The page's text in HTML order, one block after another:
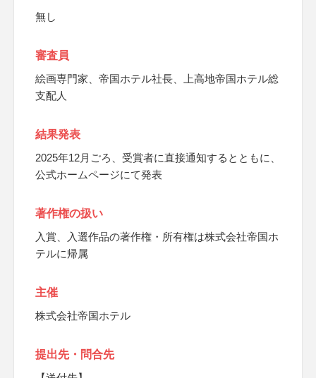
無し
審査員
絵画専門家、帝国ホテル社長、上高地帝国ホテル総
支配人
結果発表
2025年12月ごろ、受賞者に直接通知するとともに、
公式ホームページにて発表
著作権の扱い
入賞、入選作品の著作権・所有権は株式会社帝国ホ
テルに帰属
主催
株式会社帝国ホテル
提出先・問合先